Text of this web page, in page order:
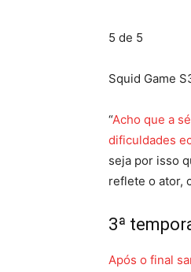
5 de 5
Squid Game
“Acho que a
dificuldades
seja por isso
reflete o ator,
3ª
Após o final